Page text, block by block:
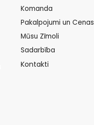
Komanda
Pakalpojumi un Cenas
Mūsu Zīmoli
Sadarbība
Kontakti